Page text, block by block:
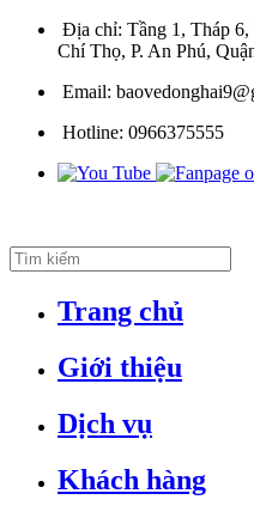
Địa chỉ: Tầng 1, Tháp
Chí Thọ, P. An Phú,
Email:
Hotline: 0966375555
Trang chủ
Giới thiệu
Dịch vụ
Khách hàng